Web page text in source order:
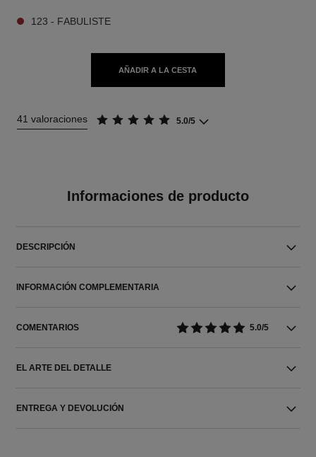
123 - FABULISTE
AÑADIR A LA CESTA
41 valoraciones 5.0/5
Informaciones de producto
DESCRIPCIÓN
INFORMACIÓN COMPLEMENTARIA
COMENTARIOS 5.0/5
EL ARTE DEL DETALLE
ENTREGA Y DEVOLUCIÓN